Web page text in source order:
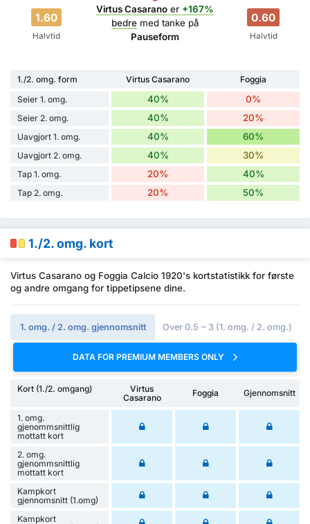
1.60
Halvtid
Virtus Casaranoer +167%
bedremed tanke på
Pauseform
0.60
Halvtid
1./2. omg. form Virtus Casarano
Foggia
Seier 1. omg.
40% 0%
Seier 2. omg. 40% 20%
Uavgjort 1. omg. 40% 60%
Uavgjort 2. omg. 40% 30%
Tap 1. omg. 20% 40%
Tap 2. omg. 20% 50%
1./2. omg. kort
Virtus Casarano og Foggia Calcio 1920's kortstatistikk for første
og andre omgang for tippetipsene dine.
1. omg. / 2. omg. gjennomsnitt Over 0.5 ~ 3 (1. omg. / 2. omg.)
DATA FOR PREMIUM MEMBERS ONLY
Kort (1./2. omgang)
Virtus
Casarano
Foggia Gjennomsnitt
1. omg.
gjenommsnittlig
mottatt kort
2. omg.
gjenommsnittlig
mottatt kort
Kampkort
gjennomsnitt (1.omg)
Kampkort